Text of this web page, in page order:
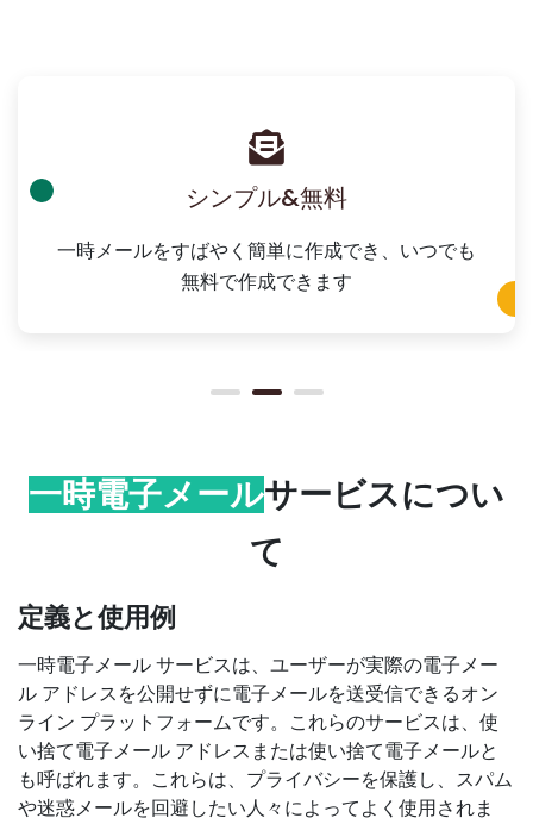
シンプル&無料
一時メールをすばやく簡単に作成でき、いつでも
無料で作成できます
一時電子メールサービスについ
て
定義と使用例
一時電子メール サービスは、ユーザーが実際の電子メー
ル アドレスを公開せずに電子メールを送受信できるオン
ライン プラットフォームです。これらのサービスは、使
い捨て電子メール アドレスまたは使い捨て電子メールと
も呼ばれます。これらは、プライバシーを保護し、スパム
や迷惑メールを回避したい人々によってよく使用されま